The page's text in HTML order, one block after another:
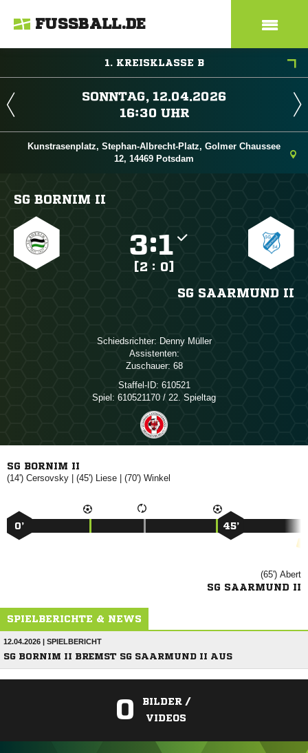
FUSSBALL.DE
1. KREISKLASSE B
 
 
Kunstrasenplatz, Stephan-Albrecht-Platz, Golmer Chaussee
12, 14469 Potsdam
SG BORNIM II
:
[2 : 0]
SG SAARMUND II
Schiedsrichter:  
Assistenten:
Zuschauer: 68
Staffel-ID: 610521
Spiel: 610521170 / 22. Spieltag
SG BORNIM II
(14')  | (45')  | (70') 
0’ 45’
(65') 
SG SAARMUND II
SPIELBERICHTE & NEWS
12.04.2026 | SPIELBERICHT
SG BORNIM II BREMST SG SAARMUND II AUS
0
BILDER /
VIDEOS